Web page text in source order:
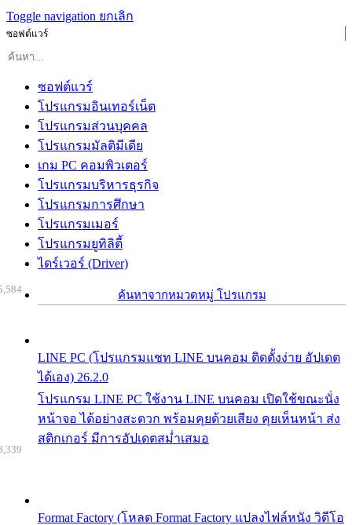
Toggle navigation ยกเลิก
ซอฟต์แวร์
ซอฟต์แวร์
โปรแกรมอินเทอร์เน็ต
โปรแกรมส่วนบุคคล
โปรแกรมมัลติมีเดีย
เกม PC คอมพิวเตอร์
โปรแกรมบริหารธุรกิจ
โปรแกรมการศึกษา
โปรแกรมเมอร์
โปรแกรมยูทิลิตี้
ไดร์เวอร์ (Driver)
ค้นหาจากหมวดหมู่ โปรแกรม
LINE PC (โปรแกรมแชท LINE บนคอม ติดตั้งง่าย อัปเดต
ได้เอง) 26.2.0
โปรแกรม LINE PC ใช้งาน LINE บนคอม เปิดใช้ขณะนั่ง
หน้าจอ ได้อย่างสะดวก พร้อมคุยด้วยเสียง คุยเห็นหน้า ส่ง
สติกเกอร์ มีการอัปเดตสม่ำเสมอ
Format Factory (โหลด Format Factory แปลงไฟล์หนัง วิดีโอ